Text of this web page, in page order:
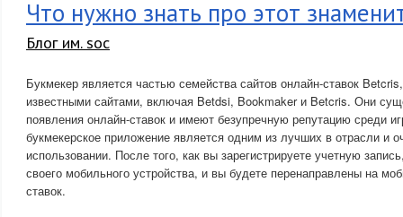
Что нужно знать про этот
Блог им. soc
Букмекер является частью семейства сайтов онлайн-ставок
известными сайтами, включая Betdsi, Bookmaker и Betcris. Они
появления онлайн-ставок и имеют безупречную репутацию среди
букмекерское приложение является одним из лучших в отрасли и
использовании. После того, как вы зарегистрируете учетную
своего мобильного устройства, и вы будете перенаправлены на
ставок.